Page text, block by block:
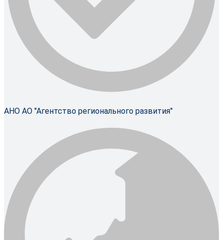
АНО АО "Агентство регионального развития"